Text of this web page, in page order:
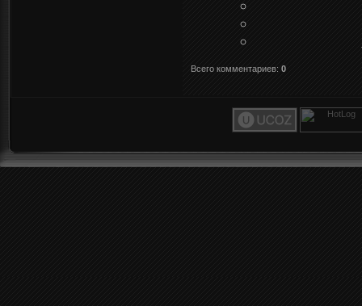
Всего комментариев: 0